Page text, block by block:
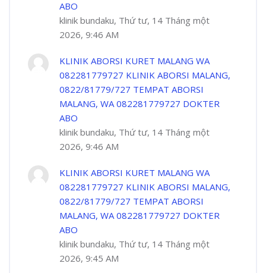
ABO
klinik bundaku, Thứ tư, 14 Tháng một
2026, 9:46 AM
KLINIK ABORSI KURET MALANG WA
082281779727 KLINIK ABORSI MALANG,
0822/81779/727 TEMPAT ABORSI
MALANG, WA 082281779727 DOKTER
ABO
klinik bundaku, Thứ tư, 14 Tháng một
2026, 9:46 AM
KLINIK ABORSI KURET MALANG WA
082281779727 KLINIK ABORSI MALANG,
0822/81779/727 TEMPAT ABORSI
MALANG, WA 082281779727 DOKTER
ABO
klinik bundaku, Thứ tư, 14 Tháng một
2026, 9:45 AM